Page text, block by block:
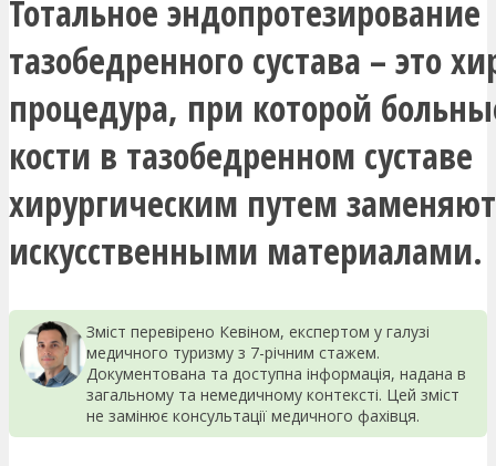
Тотальное эндопротезирование
тазобедренного сустава – это
процедура, при которой
кости в тазобедренном суставе
хирургическим путем
искусственными материалами.
Зміст перевірено Кевіном, експертом у галузі
медичного туризму з 7-річним стажем.
Документована та доступна інформація, надана в
загальному та немедичному контексті. Цей зміст
не замінює консультації медичного фахівця.